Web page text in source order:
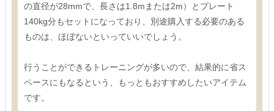
の直径が28mmで、長さは1.8mまたは2m）とプレート
140kg分もセットになっており、別途購入する必要のある
ものは、ほぼないといっていいでしょう。
行うことができるトレーニングが多いので、結果的に省ス
ペースにもなるという、もっともおすすめしたいアイテム
です。